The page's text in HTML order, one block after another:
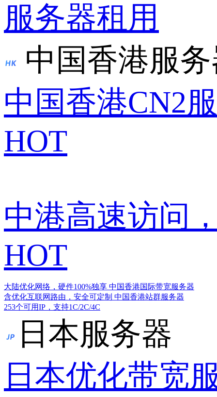
服务器租用
中国香港服
中国香港CN2
HOT
中港高速访问
HOT
大陆优化网络，硬件100%独享 中国香港国际带宽服务器
含优化互联网路由，安全可定制 中国香港站群服务器
253个可用IP，支持1C/2C/4C
日本服务器
日本优化带宽